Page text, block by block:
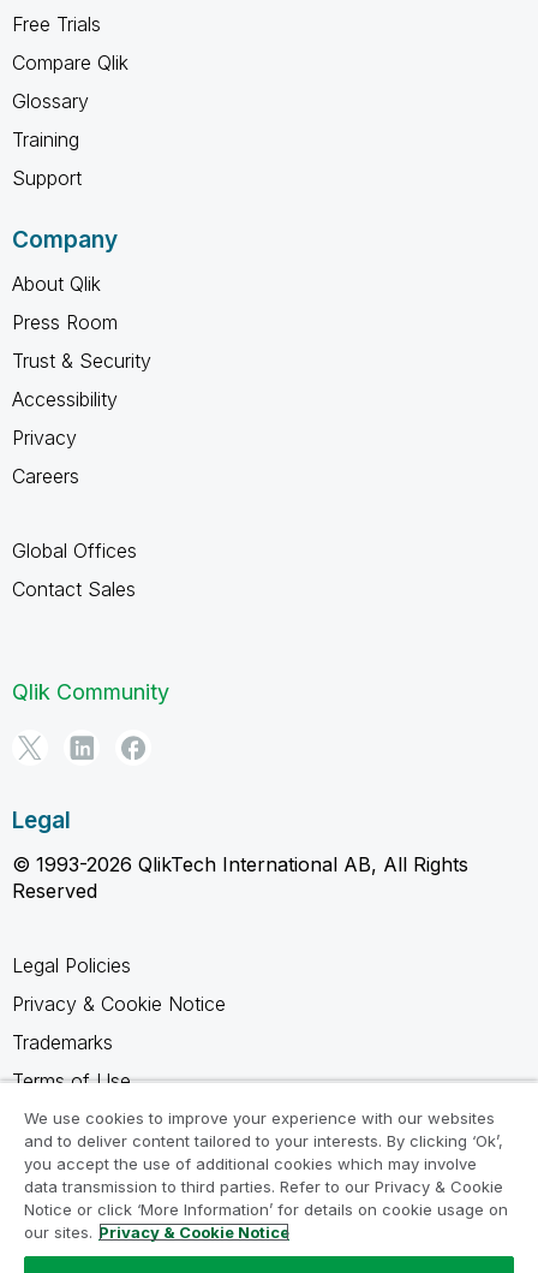
Free Trials
Compare Qlik
Glossary
Training
Support
Company
About Qlik
Press Room
Trust & Security
Accessibility
Privacy
Careers
Global Offices
Contact Sales
Qlik Community
Legal
© 1993-2026 QlikTech International AB, All Rights
Reserved
Legal Policies
Privacy & Cookie Notice
Trademarks
Terms of Use
Legal Agreements
Product Terms
Do not share my info
We use cookies to improve your experience with our websites
and to deliver content tailored to your interests. By clicking ‘Ok’,
you accept the use of additional cookies which may involve
data transmission to third parties. Refer to our Privacy & Cookie
Notice or click ‘More Information’ for details on cookie usage on
our sites. Privacy & Cookie Notice